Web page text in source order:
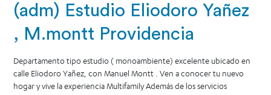
(adm) Estudio Eliodoro Yañez
, M.montt Providencia
Departamento tipo estudio ( monoambiente) excelente ubicado en
calle Eliodoro Yañez, con Manuel Montt . Ven a conocer tu nuevo
hogar y vive la experiencia Multifamily Además de los servicios